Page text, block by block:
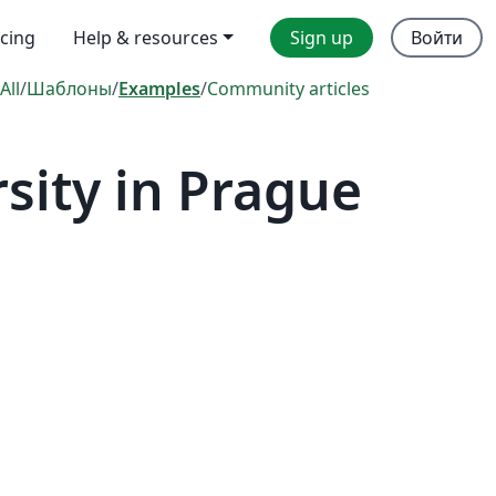
Help & resources Sign up Войти
All/Шаблоны/Examples/Community articles
in Prague